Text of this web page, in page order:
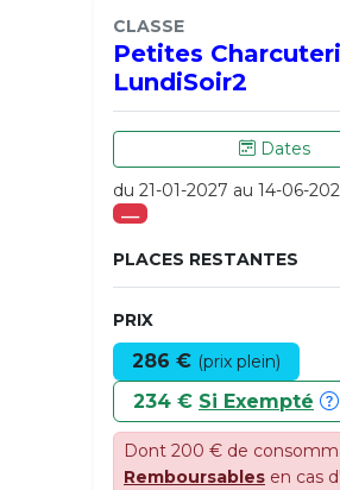
CLASSE
Petites
LundiSoir2
Dates
du 21-01-2027 au 14-06-
___
PLACES RESTANTES
PRIX
286 € (prix plein)
234 € Si Exempté
Dont 200 € de
Remboursables en cas